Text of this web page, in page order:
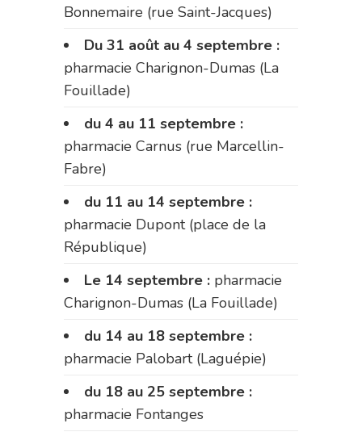
Bonnemaire (rue Saint-Jacques)
Du 31 août au 4 septembre :
pharmacie Charignon-Dumas (La
Fouillade)
du 4 au 11 septembre :
pharmacie Carnus (rue Marcellin-
Fabre)
du 11 au 14 septembre :
pharmacie Dupont (place de la
République)
Le 14 septembre : pharmacie
Charignon-Dumas (La Fouillade)
du 14 au 18 septembre :
pharmacie Palobart (Laguépie)
du 18 au 25 septembre :
pharmacie Fontanges